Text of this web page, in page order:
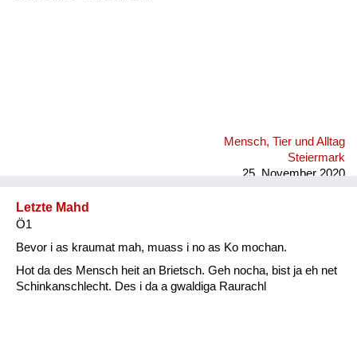
Mensch, Tier und Alltag
Steiermark
25. November 2020
Letzte Mahd
Ö1
Bevor i as kraumat mah, muass i no as Ko mochan.
Hot da des Mensch heit an Brietsch. Geh nocha, bist ja eh net
Schinkanschlecht. Des i da a gwaldiga Raurachl